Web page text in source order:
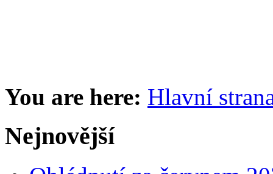
You are here: Hlavní
Nejnovější